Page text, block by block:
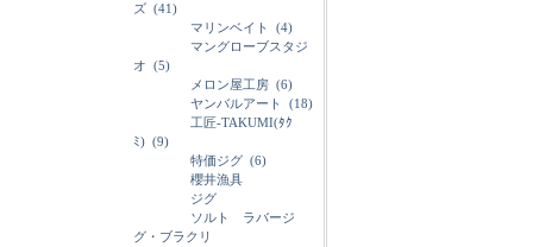
ズ (41)
マリンベイト
(4)
マングローブスタジ
オ (5)
メロン屋工房 (6)
ヤンバルアート
(18)
工匠-TAKUMI(ﾀｸ
ﾐ) (9)
特価ジグ (6)
櫻井漁具
ジグ
ソルト ラバージ
グ・ブラクリ